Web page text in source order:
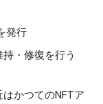
発行
・修復を行う
かつてのNFTア